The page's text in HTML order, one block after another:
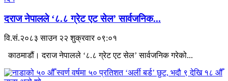
दराज नेपालले ‘८.८ ग्रेट एट सेल’ सार्वजनिक...
वि.सं.२०८३ साउन २२ शुक्रवार ०९:०१
काठमाडौं। दराज नेपालले ‘८.८ ग्रेट एट सेल’ सार्वजनिक गरेको...